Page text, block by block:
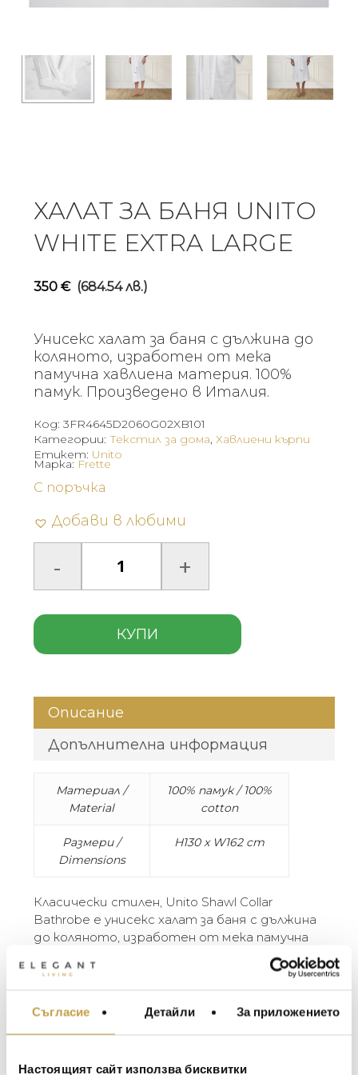
Съгласие Детайли За приложението
Настоящият сайт използва бисквитки
ХАЛАТ ЗА БАНЯ UNITO
WHITE EXTRA LARGE
350 € (684.54 лв.)
Унисекс халат за баня с дължина до
коляното, изработен от мека
памучна хавлиена материя. 100%
памук. Произведено в Италия.
Код: 3FR4645D2060G02XB101
Категории: Текстил за дома, Хавлиени кърпи
Етикет: Unito
С поръчка
Добави в любими
КУПИ
Марка: Frette
Описание
Допълнителна информация
Материал /
Material
100% памук / 100%
cotton
Размери /
Dimensions
H130 x W162 cm
Класически стилен, Unito Shawl Collar
Bathrobe е унисекс халат за баня с дължина
до коляното, изработен от мека памучна
хавлиена материя, с колан и прегънати
маншети от памучен сатен. Шевовете са
допълнителен комфорт и издръжливост.
МЕБЕЛИ ЗА ДОМА И